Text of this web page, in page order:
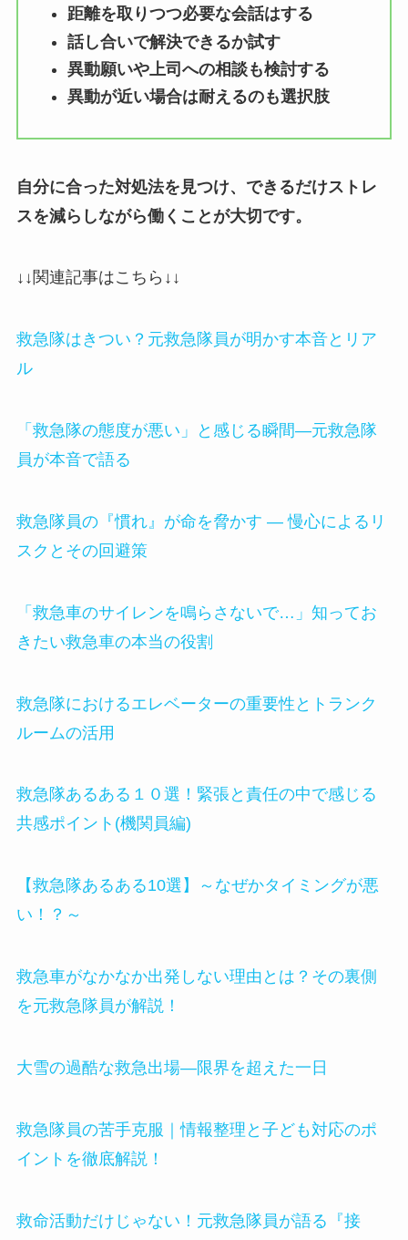
距離を取りつつ必要な会話はする
話し合いで解決できるか試す
異動願いや上司への相談も検討する
異動が近い場合は耐えるのも選択肢
自分に合った対処法を見つけ、できるだけストレ
スを減らしながら働くことが大切です。
↓↓関連記事はこちら↓↓
救急隊はきつい？元救急隊員が明かす本音とリア
ル
「救急隊の態度が悪い」と感じる瞬間—元救急隊
員が本音で語る
救急隊員の『慣れ』が命を脅かす ― 慢心によるリ
スクとその回避策
「救急車のサイレンを鳴らさないで…」知ってお
きたい救急車の本当の役割
救急隊におけるエレベーターの重要性とトランク
ルームの活用
救急隊あるある１０選！緊張と責任の中で感じる
共感ポイント(機関員編)
【救急隊あるある10選】～なぜかタイミングが悪
い！？～
救急車がなかなか出発しない理由とは？その裏側
を元救急隊員が解説！
大雪の過酷な救急出場—限界を超えた一日
救急隊員の苦手克服｜情報整理と子ども対応のポ
イントを徹底解説！
救命活動だけじゃない！元救急隊員が語る『接